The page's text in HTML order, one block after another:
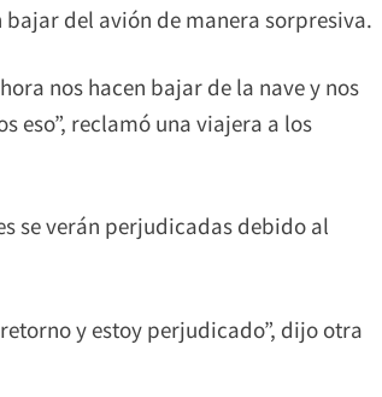
del avión de manera sorpresiva.
nos hacen bajar de la nave y nos
eso”, reclamó una viajera a los
se verán perjudicadas debido al
y estoy perjudicado”, dijo otra